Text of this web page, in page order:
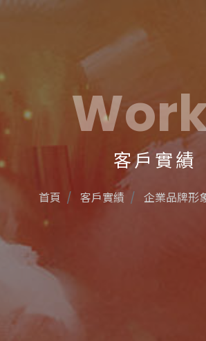
客戶實績
首頁 客戶實績 企業品牌形